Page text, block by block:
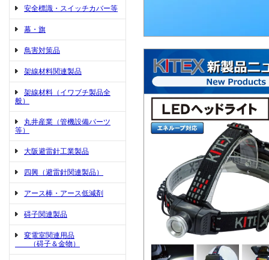
安全標識・スイッチカバー等
幕・旗
鳥害対策品
架線材料関連製品
架線材料（イワブチ製品全
般）
丸井産業（管機設備パーツ
等）
大阪避雷針工業製品
四興（避雷針関連製品）
アース棒・アース低減剤
碍子関連製品
変電室関連用品
（碍子＆金物）